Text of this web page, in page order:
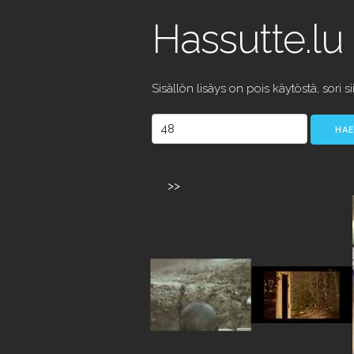
Hassutte.lu
Sisällön lisäys on pois käytöstä, sori
>>